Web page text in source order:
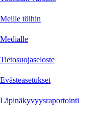
Meille töihin
Medialle
Tietosuojaseloste
Evästeasetukset
Läpinäkyvyysraportointi